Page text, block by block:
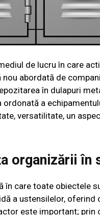
de lucru în care
nou abordată de
în dulapuri
ordonată a
versatilitate, un
organizării în
în care toate obiectele
a ustensilelor,
este important; prin